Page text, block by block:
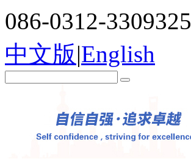
086-0312-3309325
中文版|English